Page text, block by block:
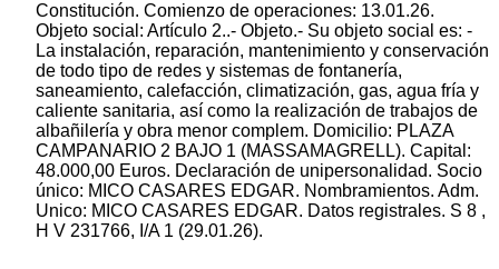
Constitución. Comienzo de operaciones: 13.01.26.
Objeto social: Artículo 2..- Objeto.- Su objeto social es: -
La instalación, reparación, mantenimiento y conservación
de todo tipo de redes y sistemas de fontanería,
saneamiento, calefacción, climatización, gas, agua fría y
caliente sanitaria, así como la realización de trabajos de
albañilería y obra menor complem. Domicilio: PLAZA
CAMPANARIO 2 BAJO 1 (MASSAMAGRELL). Capital:
48.000,00 Euros. Declaración de unipersonalidad. Socio
único: MICO CASARES EDGAR. Nombramientos. Adm.
Unico: MICO CASARES EDGAR. Datos registrales. S 8 ,
H V 231766, I/A 1 (29.01.26).